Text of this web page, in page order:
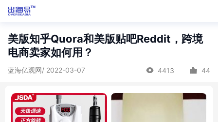
美版知乎Quora和美版贴吧Reddit，跨境
电商卖家如何用？
蓝海亿观网/ 2022-03-07 4413 44